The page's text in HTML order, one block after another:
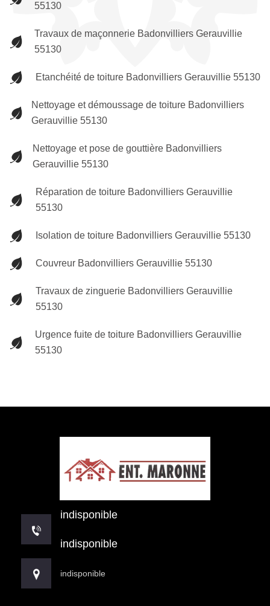
55130
Travaux de maçonnerie Badonvilliers Gerauvillie
55130
Etanchéité de toiture Badonvilliers Gerauvillie 55130
Nettoyage et démoussage de toiture Badonvilliers
Gerauvillie 55130
Nettoyage et pose de gouttière Badonvilliers
Gerauvillie 55130
Réparation de toiture Badonvilliers Gerauvillie
55130
Isolation de toiture Badonvilliers Gerauvillie 55130
Couvreur Badonvilliers Gerauvillie 55130
Travaux de zinguerie Badonvilliers Gerauvillie
55130
Urgence fuite de toiture Badonvilliers Gerauvillie
55130
indisponible
indisponible
indisponible